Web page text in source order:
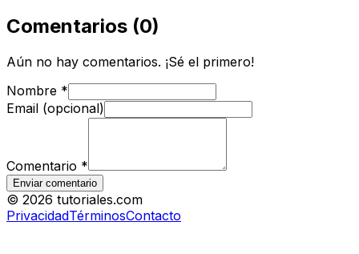
Comentarios (0)
Aún no hay comentarios. ¡Sé el primero!
Nombre *
Email (opcional)
Comentario *
Enviar comentario
© 2026 tutoriales.com
PrivacidadTérminosContacto